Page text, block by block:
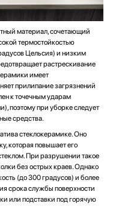
материал, сочетающий
термостойкостью
Цельсия) и низким
растрескивание
имеет
прилипание загрязнений
к точечным ударам
поэтому при уборке следует
средства.
стеклокерамике. Оно
которая повышает его
При разрушении такое
без острых краев. Однако
(до 300 градусов) и более
срока службы поверхности
или подставки под горячую